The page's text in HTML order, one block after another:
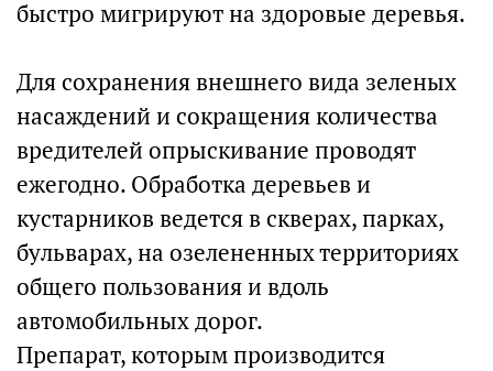
быстро мигрируют на здоровые деревья.
Для сохранения внешнего вида зеленых
насаждений и сокращения количества
вредителей опрыскивание проводят
ежегодно. Обработка деревьев и
кустарников ведется в скверах, парках,
бульварах, на озелененных территориях
общего пользования и вдоль
автомобильных дорог.
Препарат, которым производится